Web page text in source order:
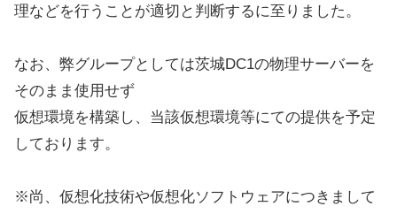
理などを行うことが適切と判断するに至りました。
なお、弊グループとしては茨城DC1の物理サーバーを
そのまま使用せず
仮想環境を構築し、当該仮想環境等にての提供を予定
しております。
※尚、仮想化技術や仮想化ソフトウェアにつきまして